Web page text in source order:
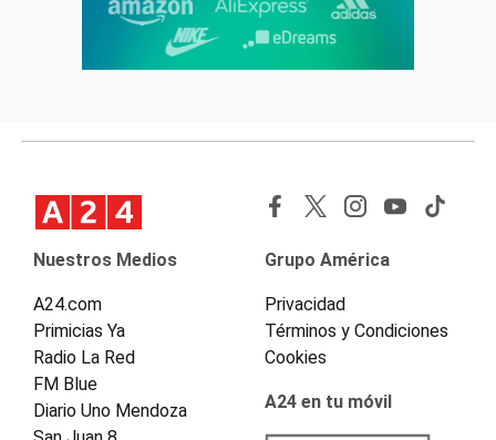
Nuestros Medios
A24.com
Primicias Ya
Radio La Red
FM Blue
Diario Uno Mendoza
Grupo América
Privacidad
Términos y Condiciones
Cookies
A24 en tu móvil